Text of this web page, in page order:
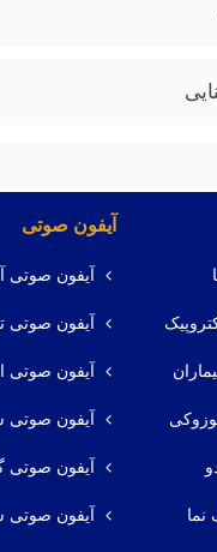
نما
آیفون صوتی
آیفون صوتی
آیفون صوتی
آیفون صوتی
آیفون صوتی
آیفون صوتی
آیفون